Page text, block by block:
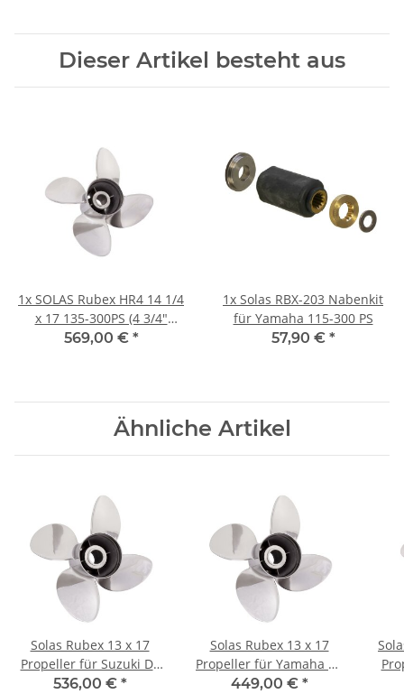
Dieser Artikel besteht aus
1x SOLAS Rubex HR4 14 1/4
x 17 135-300PS (4 3/4"
Getriebe) Edelstahl
569,00 € *
1x Solas RBX-203 Nabenkit
für Yamaha 115-300 PS
57,90 € *
Ähnliche Artikel
Solas Rubex 13 x 17
Propeller für Suzuki DF
115A 140 140A 4 Blatt
536,00 € *
Solas Rubex 13 x 17
Propeller für Yamaha 60
70 75 80 90 100 PS 4
449,00 € *